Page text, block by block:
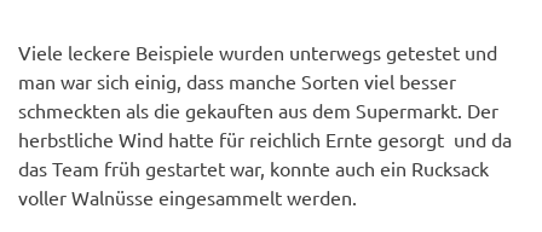
Viele leckere Beispiele wurden unterwegs getestet und
man war sich einig, dass manche Sorten viel besser
schmeckten als die gekauften aus dem Supermarkt. Der
herbstliche Wind hatte für reichlich Ernte gesorgt und da
das Team früh gestartet war, konnte auch ein Rucksack
voller Walnüsse eingesammelt werden.